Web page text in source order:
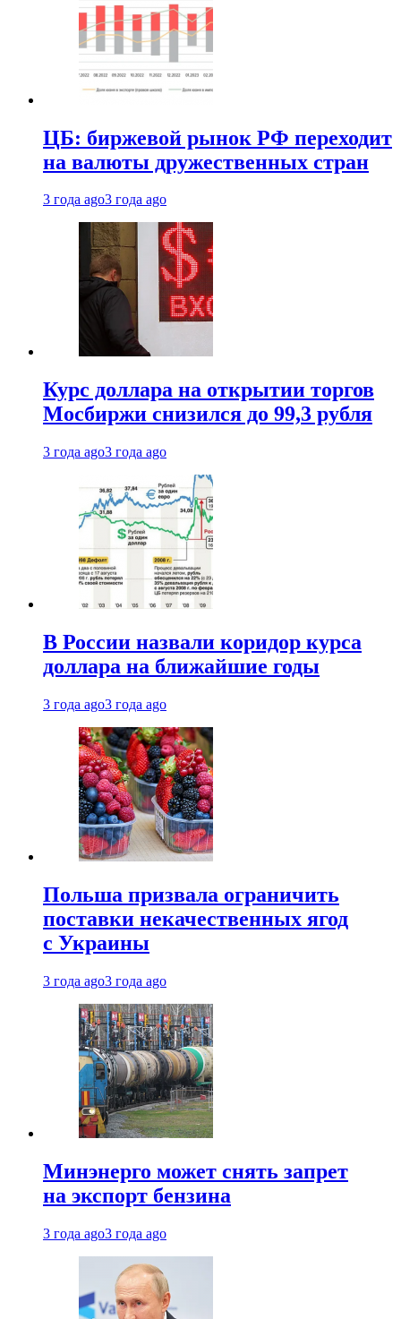
ЦБ: биржевой рынок РФ переходит
на валюты дружественных стран
3 года ago3 года ago
Курс доллара на открытии торгов
Мосбиржи снизился до 99,3 рубля
3 года ago3 года ago
В России назвали коридор курса
доллара на ближайшие годы
3 года ago3 года ago
Польша призвала ограничить
поставки некачественных ягод
с Украины
3 года ago3 года ago
Минэнерго может снять запрет
на экспорт бензина
3 года ago3 года ago